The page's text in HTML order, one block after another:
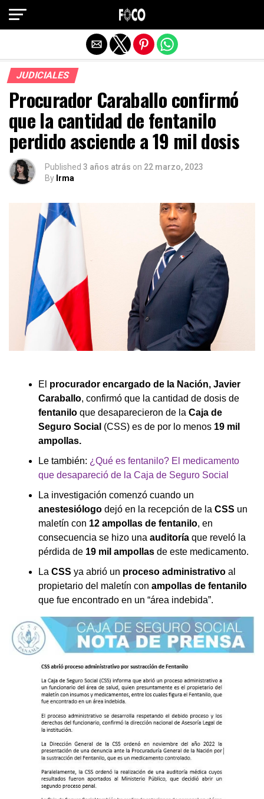
JUDICIALES
Procurador Caraballo confirmó
que la cantidad de fentanilo
perdido asciende a 19 mil dosis
Published 3 años atrás on 22 marzo, 2023
By Irma
El procurador encargado de la Nación, Javier
Caraballo, confirmó que la cantidad de dosis de
fentanilo que desaparecieron de la Caja de
Seguro Social (CSS) es de por lo menos 19 mil
ampollas.
Le también: ¿Qué es fentanilo? El medicamento
que desapareció de la Caja de Seguro Social
La investigación comenzó cuando un
anestesiólogo dejó en la recepción de la CSS un
maletín con 12 ampollas de fentanilo, en
consecuencia se hizo una auditoría que reveló la
pérdida de 19 mil ampollas de este medicamento.
La CSS ya abrió un proceso administrativo al
propietario del maletín con ampollas de fentanilo
que fue encontrado en un “área indebida”.
Salir de la versión móvil